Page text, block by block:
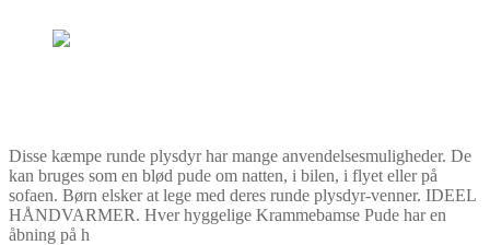
Disse kæmpe runde plysdyr har mange anvendelsesmuligheder. De
kan bruges som en blød pude om natten, i bilen, i flyet eller på
sofaen. Børn elsker at lege med deres runde plysdyr-venner. IDEEL
HÅNDVARMER. Hver hyggelige Krammebamse Pude har en
åbning på h